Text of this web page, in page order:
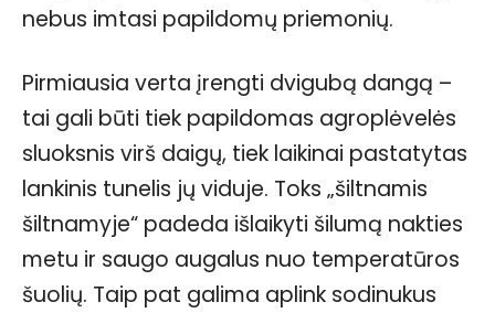
nebus imtasi papildomų priemonių.
Pirmiausia verta įrengti dvigubą dangą –
tai gali būti tiek papildomas agroplėvelės
sluoksnis virš daigų, tiek laikinai pastatytas
lankinis tunelis jų viduje. Toks „šiltnamis
šiltnamyje“ padeda išlaikyti šilumą nakties
metu ir saugo augalus nuo temperatūros
šuolių. Taip pat galima aplink sodinukus